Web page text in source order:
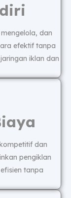
dan
efektif tanpa
iklan dan
dan
pengiklan
tanpa